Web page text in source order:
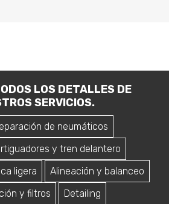
LOS DETALLES DE
SERVICIOS.
de neumáticos
y tren delantero
ligera
Alineación y balanceo
y filtros
Detailing